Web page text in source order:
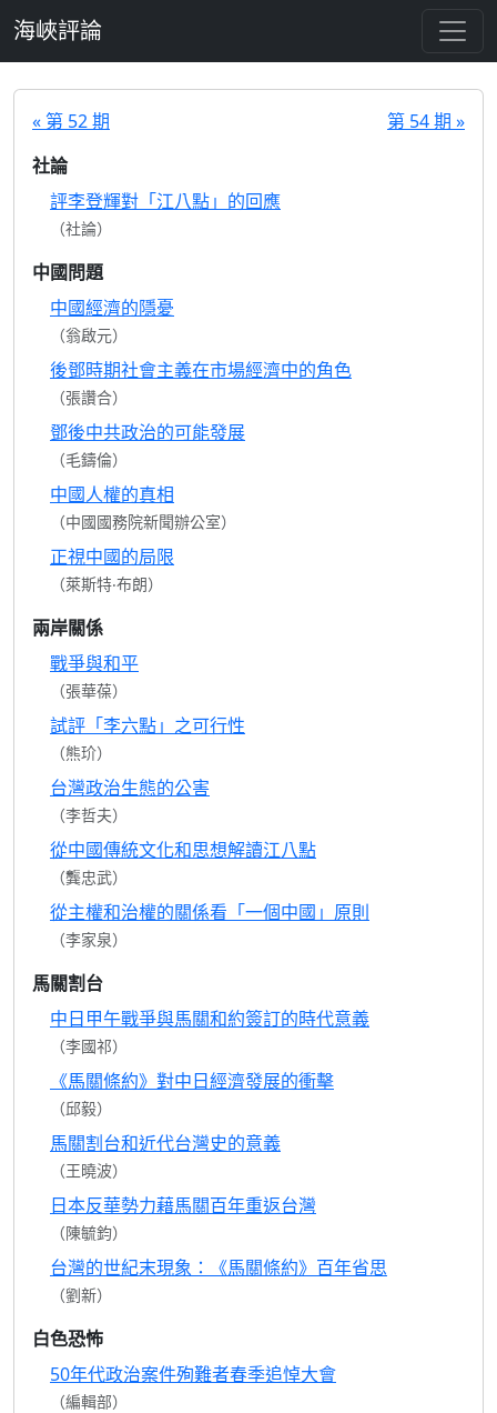
海峽評論
« 第 52 期
第 54 期 »
社論
評李登輝對「江八點」的回應
（社論）
中國問題
中國經濟的隱憂
（翁啟元）
後鄧時期社會主義在市場經濟中的角色
（張讚合）
鄧後中共政治的可能發展
（毛鑄倫）
中國人權的真相
（中國國務院新聞辦公室）
正視中國的局限
（萊斯特‧布朗）
兩岸關係
戰爭與和平
（張華葆）
試評「李六點」之可行性
（熊玠）
台灣政治生態的公害
（李哲夫）
從中國傳統文化和思想解讀江八點
（龔忠武）
從主權和治權的關係看「一個中國」原則
（李家泉）
馬關割台
中日甲午戰爭與馬關和約簽訂的時代意義
（李國祁）
《馬關條約》對中日經濟發展的衝擊
（邱毅）
馬關割台和近代台灣史的意義
（王曉波）
日本反華勢力藉馬關百年重返台灣
（陳毓鈞）
台灣的世紀末現象：《馬關條約》百年省思
（劉新）
白色恐怖
50年代政治案件殉難者春季追悼大會
（編輯部）